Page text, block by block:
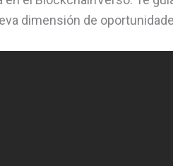
dimensión de